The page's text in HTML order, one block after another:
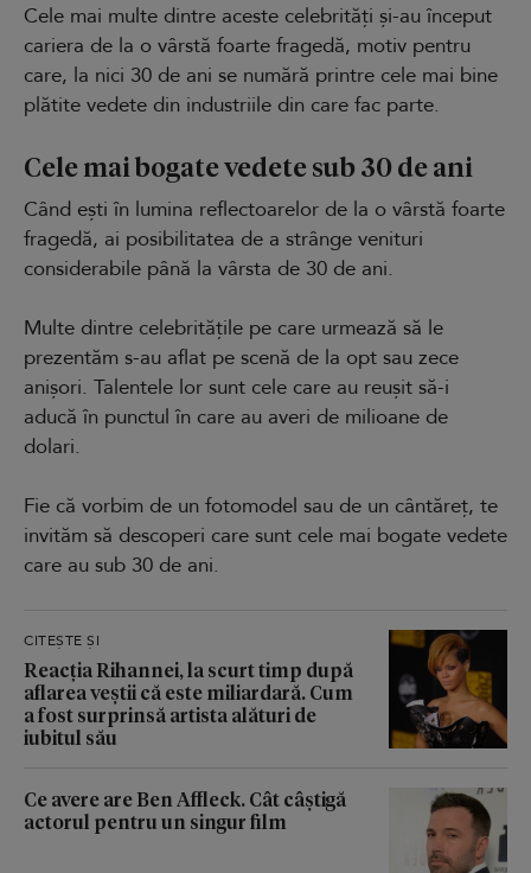
Cele mai multe dintre aceste celebrități și-au început
cariera de la o vârstă foarte fragedă, motiv pentru
care, la nici 30 de ani se numără printre cele mai bine
plătite vedete din industriile din care fac parte.
Cele mai bogate vedete sub 30 de ani
Când ești în lumina reflectoarelor de la o vârstă foarte
fragedă, ai posibilitatea de a strânge venituri
considerabile până la vârsta de 30 de ani.
Multe dintre celebritățile pe care urmează să le
prezentăm s-au aflat pe scenă de la opt sau zece
anișori. Talentele lor sunt cele care au reușit să-i
aducă în punctul în care au averi de milioane de
dolari.
Fie că vorbim de un fotomodel sau de un cântăreț, te
invităm să descoperi care sunt cele mai bogate vedete
care au sub 30 de ani.
CITEȘTE ȘI
Reacția Rihannei, la scurt timp după
aflarea veștii că este miliardară. Cum
a fost surprinsă artista alături de
iubitul său
Ce avere are Ben Affleck. Cât câștigă
actorul pentru un singur film